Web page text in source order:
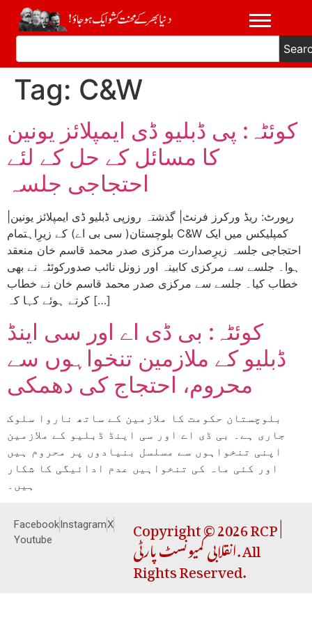
Tag: C&W
کوئٹہ: پی ڈبلیو ڈی ایمپلائز یونین
کا مسائل کے حل کے لئے
احتجاجی جلسہ
بلوچستان( سی بی اے) کے زیرِاہتمام C&W کمپلیکس میں ایک
احتجاجی جلسہ زیرِصدارت مرکزی صدر محمد قاسم خان منعقد
ہوا۔ جلسے سے مرکزی کابینہ اور زونل نائب صدورکوئٹہ نے بھی
خطاب کیا۔ جلسے سے مرکزی صدر محمد قاسم خان نے خطاب
کرتے ہوئے کہا کہ […]
کوئٹہ: بی ڈی اے اور سی اینڈ
ڈبلیو کے ملازمین تنخواہوں سے
محروم، احتجاج کی دھمکی
بلوچستان حکومت کا ملازمین کے ساتھ ناروا سلوک
جاری ہے۔ بی ڈی اے اور سی اینڈ ڈبلیو کے ملازمین
اپنی تنخواہوں سے مسلسل بنیادوں پر محروم ہیں
اور کئی ماہ کی تنخواہیں عدم ادائیگی کا شکار
ہیں۔
FacebookInstagramX
Youtube
Copyright © 2026 RCP |
انقلابی کمیونسٹ پارٹی. All
Rights Reserved.